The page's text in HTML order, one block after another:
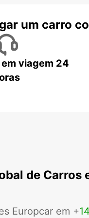
um carro
viagem 24
de Carros
Europcar em +